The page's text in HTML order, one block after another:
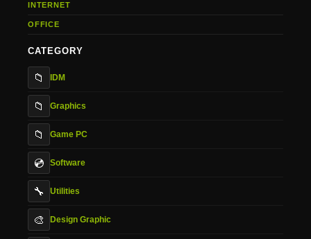
INTERNET
OFFICE
CATEGORY
📁 IDM
📁 Graphics
📁 Game PC
💿 Software
🔧 Utilities
🎨 Design Graphic